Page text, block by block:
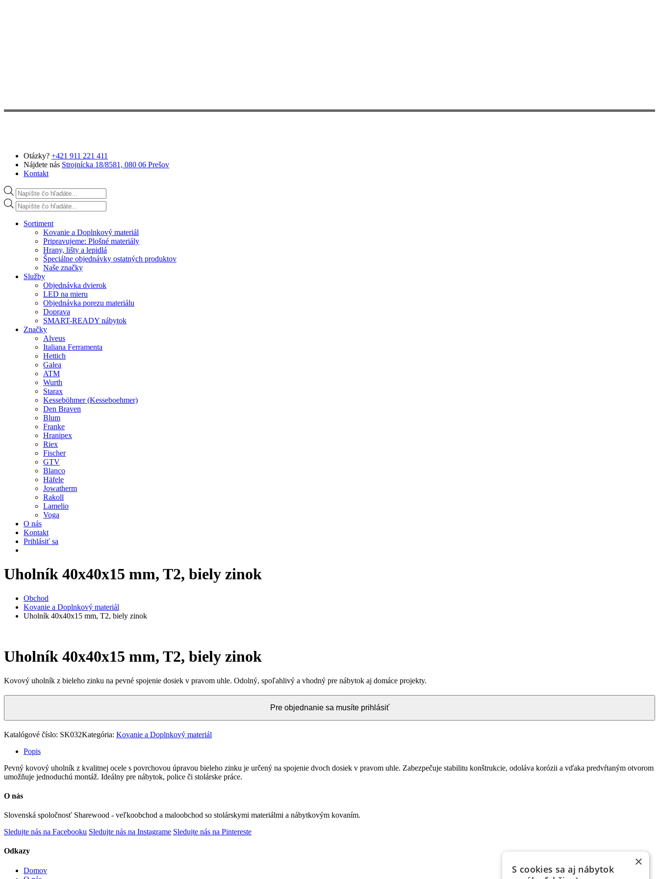
Otázky? +421 911 221 411
Nájdete nás Strojnícka 18/8581, 080 06 Prešov
Kontakt
Products search
Products search
Sortiment
Kovanie a Doplnkový materiál
Pripravujeme: Plošné materiály
Hrany, lišty a lepidlá
Špeciálne objednávky ostatných produktov
Naše značky
Služby
Objednávka dvierok
LED na mieru
Objednávka porezu materiálu
Doprava
SMART-READY nábytok
Značky
Alveus
Italiana Ferramenta
Hettich
Galea
ATM
Wurth
Starax
Kesseböhmer (Kesseboehmer)
Den Braven
Blum
Franke
Hranipex
Riex
Fischer
GTV
Blanco
Häfele
Jowatherm
Rakoll
Lamelio
Voga
O nás
Kontakt
Prihlásiť sa
Uholník 40x40x15 mm, T2, biely zinok
Obchod
Kovanie a Doplnkový materiál
Uholník 40x40x15 mm, T2, biely zinok
Uholník 40x40x15 mm, T2, biely zinok
Kovový uholník z bieleho zinku na pevné spojenie dosiek v pravom uhle. Odolný, spoľahlivý a vhodný pre nábytok aj domáce projekty.
Pre objednanie sa musíte prihlásiť
Katalógové číslo: SK032Kategória: Kovanie a Doplnkový materiál
Popis
Pevný kovový uholník z kvalitnej ocele s povrchovou úpravou bieleho zinku je určený na spojenie dvoch dosiek v pravom uhle. Zabezpečuje stabilitu konštrukcie, odoláva korózii a vďaka predvŕtaným otvorom
umožňuje jednoduchú montáž. Ideálny pre nábytok, police či stolárske práce.
O nás
Slovenská spoločnosť Sharewood - veľkoobchod a maloobchod so stolárskymi materiálmi a nábytkovým kovaním.
Sledujte nás na Facebooku Sledujte nás na Instagrame Sledujte nás na Pintereste
Odkazy
Domov
×
S cookies sa aj nábytok